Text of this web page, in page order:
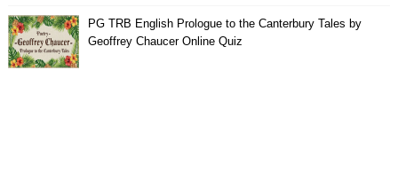
PG TRB English Prologue to the Canterbury Tales by
Geoffrey Chaucer Online Quiz